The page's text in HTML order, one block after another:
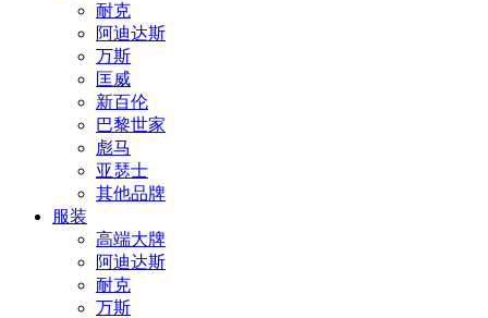
耐克
阿迪达斯
万斯
匡威
新百伦
巴黎世家
彪马
亚瑟士
其他品牌
服装
高端大牌
阿迪达斯
耐克
万斯